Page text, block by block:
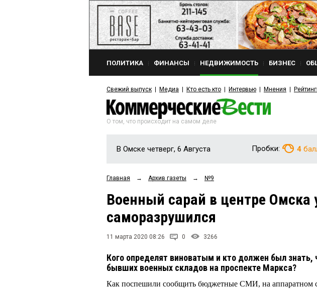
ПОЛИТИКА ФИНАНСЫ НЕДВИЖИМОСТЬ БИЗНЕС
Свежий выпуск Медиа Кто есть кто Интервью Мнения
О том, что происходит на самом деле
В Омске четверг, 6 Августа Пробки: 4
Главная → Архив газеты → №9
Военный сарай в центре Омска
саморазрушился
11 марта 2020 08:26 0 3266
Кого определят виноватым и кто должен был знать,
бывших военных складов на проспекте Маркса?
Как поспешили сообщить бюджетные СМИ, на аппаратном